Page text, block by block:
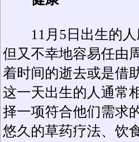
11月5日出生的人
但又不幸地容易任由
着时间的逝去或是借
这一天出生的人通常
择一项符合他们需求
悠久的草药疗法、饮